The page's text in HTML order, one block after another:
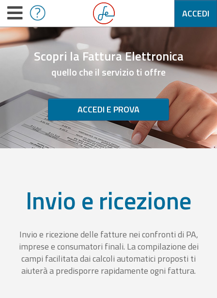
ACCEDI
Scopri la Fattura Elettronica
quello che il servizio ti offre
ACCEDI E PROVA
Invio e ricezione
Invio e ricezione delle fatture nei confronti di PA,
imprese e consumatori finali. La compilazione dei
campi facilitata dai calcoli automatici proposti ti
aiuterà a predisporre rapidamente ogni fattura.